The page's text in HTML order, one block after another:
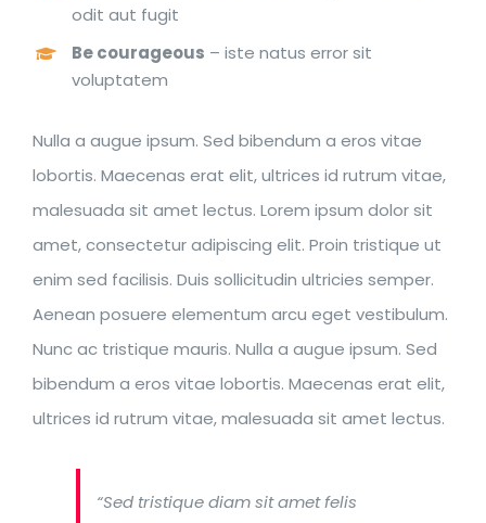
odit aut fugit
Be courageous – iste natus error sit
voluptatem
Nulla a augue ipsum. Sed bibendum a eros vitae
lobortis. Maecenas erat elit, ultrices id rutrum vitae,
malesuada sit amet lectus. Lorem ipsum dolor sit
amet, consectetur adipiscing elit. Proin tristique ut
enim sed facilisis. Duis sollicitudin ultricies semper.
Aenean posuere elementum arcu eget vestibulum.
Nunc ac tristique mauris. Nulla a augue ipsum. Sed
bibendum a eros vitae lobortis. Maecenas erat elit,
ultrices id rutrum vitae, malesuada sit amet lectus.
“Sed tristique diam sit amet felis